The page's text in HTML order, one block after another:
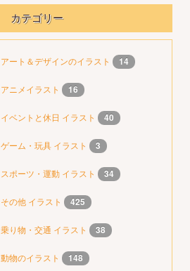
カテゴリー
アート＆デザインのイラスト 14
アニメイラスト 16
イベントと休日 イラスト 40
ゲーム・玩具 イラスト 3
スポーツ・運動 イラスト 34
その他 イラスト 425
乗り物・交通 イラスト 38
動物のイラスト 148